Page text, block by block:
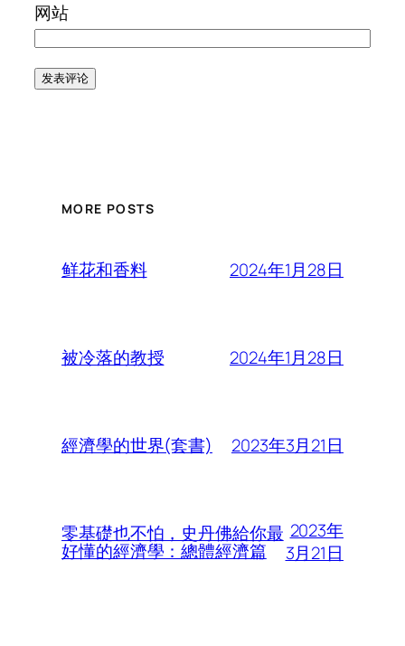
网站
MORE POSTS
鲜花和香料 2024年1月28日
被冷落的教授 2024年1月28日
經濟學的世界(套書) 2023年3月21日
零基礎也不怕，史丹佛給你最
好懂的經濟學：總體經濟篇
2023年
3月21日